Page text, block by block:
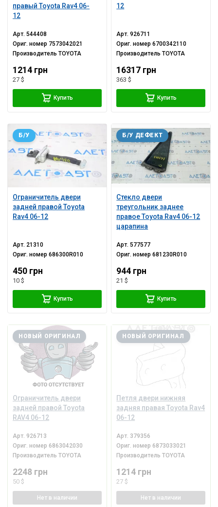
правый Toyota Rav4 06-
12
Арт.544408
Ориг. номер 7573042021
ПроизводительTOYOTA
1214 грн
27 $
Купить
12
Арт.926711
Ориг. номер6700342110
ПроизводительTOYOTA
16317 грн
363 $
Купить
Ограничитель двери
задней правой Toyota
Rav4 06-12
Б/У
Арт. 21310
Ориг. номер686300R010
450 грн
10 $
Купить
Стекло двери
треугольник заднее
правое Toyota Rav4 06-12
царапина
Б/У ДЕФЕКТ
Арт.577577
Ориг. номер681230R010
944 грн
21 $
Купить
Ограничитель двери
задней правой Toyota
RAV4 06-12
НОВЫЙ ОРИГИНАЛ
Арт. 926713
Ориг. номер 6863042030
ПроизводительTOYOTA
2248 грн
50 $
Нет в наличии
Петля двери нижняя
задняя правая Toyota Rav4
06-12
НОВЫЙ ОРИГИНАЛ
Арт. 379356
Ориг. номер 6873033021
ПроизводительTOYOTA
1214 грн
27 $
Нет в наличии